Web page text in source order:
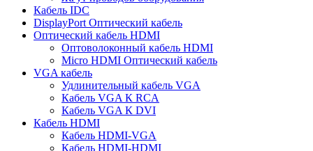
Кабель IDC
DisplayPort Оптический кабель
Оптический кабель HDMI
Оптоволоконный кабель HDMI
Micro HDMI Оптический кабель
VGA кабель
Удлинительный кабель VGA
Кабель VGA К RCA
Кабель VGA К DVI
Кабель HDMI
Кабель HDMI-VGA
Кабель HDMI-HDMI